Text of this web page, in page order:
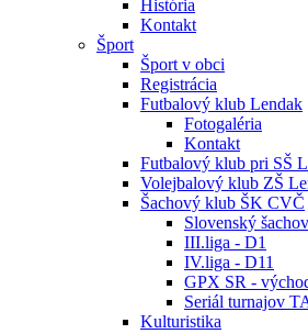
História
Kontakt
Šport
Šport v obci
Registrácia
Futbalový klub Lendak
Fotogaléria
Kontakt
Futbalový klub pri SŠ
Volejbalový klub ZŠ
Šachový klub ŠK CVČ
Slovenský
III.liga - D1
IV.liga - D11
GPX SR -
Seriál turnajov
Kulturistika